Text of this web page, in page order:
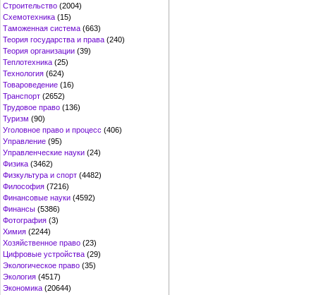
Строительство (2004)
Схемотехника (15)
Таможенная система (663)
Теория государства и права (240)
Теория организации (39)
Теплотехника (25)
Технология (624)
Товароведение (16)
Транспорт (2652)
Трудовое право (136)
Туризм (90)
Уголовное право и процесс (406)
Управление (95)
Управленческие науки (24)
Физика (3462)
Физкультура и спорт (4482)
Философия (7216)
Финансовые науки (4592)
Финансы (5386)
Фотография (3)
Химия (2244)
Хозяйственное право (23)
Цифровые устройства (29)
Экологическое право (35)
Экология (4517)
Экономика (20644)